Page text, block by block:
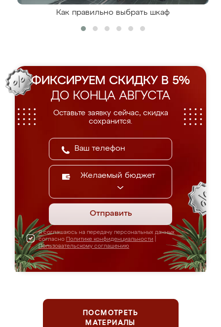
Как правильно выбрать шкаф
ФИКСИРУЕМ СКИДКУ В 5%
ДО КОНЦА АВГУСТА
Оставьте заявку сейчас, скидка
сохранится.
Желаемый бюджет
Отправить
Я соглашаюсь на передачу персональных данных
согласно Политике конфиденциальности
Пользовательскому соглашению
ПОСМОТРЕТЬ
МАТЕРИАЛЫ